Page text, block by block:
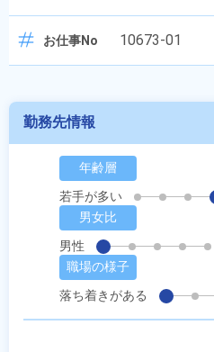
お仕事No 10673-01
勤務先情報
年齢層
若手が多い
男女比
男性
職場の様子
落ち着きがある